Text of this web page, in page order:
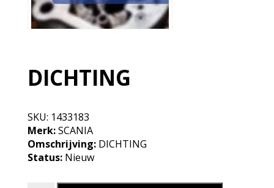
DICHTING
SKU: 1433183
Merk:SCANIA
Omschrijving:DICHTING
Status:Nieuw